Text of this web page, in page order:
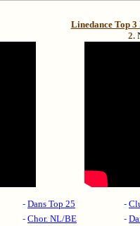
Linedance Top
2.
- Dans Top 25 -
- Chor. NL/BE -